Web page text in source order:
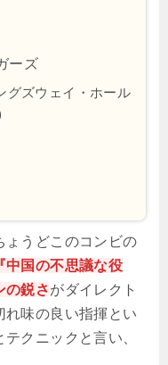
ーズ
グズウェイ・ホール
ょうどこのコンビの
中国の不思議な役
の鋭さがダイレクト
れ味の良い指揮とい
クニックと言い、